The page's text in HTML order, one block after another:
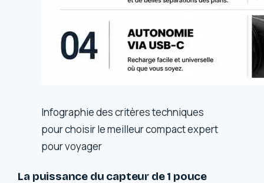
Infographie des critères techniques
pour choisir le meilleur compact expert
pour voyager
La puissance du capteur de 1 pouce